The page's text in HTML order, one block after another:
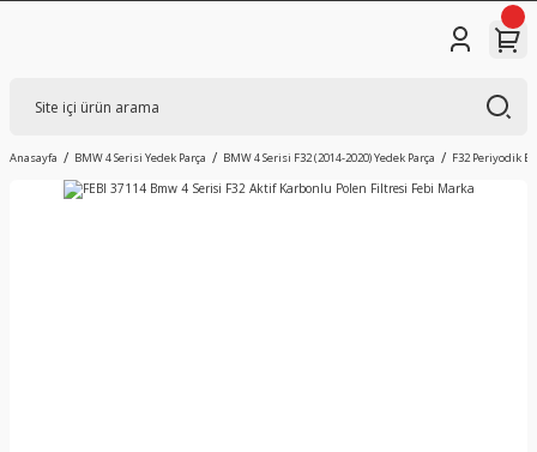
Anasayfa BMW 4 Serisi Yedek Parça BMW 4 Serisi F32 (2014-2020) Yedek Parça F32 Periyodik